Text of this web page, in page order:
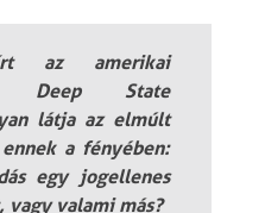
az amerikai
Deep State
látja az elmúlt
a fényében:
egy jogellenes
valami más?